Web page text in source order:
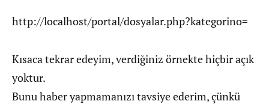
http://localhost/portal/dosyalar.php?kategorino=
Kısaca tekrar edeyim, verdiğiniz örnekte hiçbir açık
yoktur.
Bunu haber yapmamanızı tavsiye ederim, çünkü